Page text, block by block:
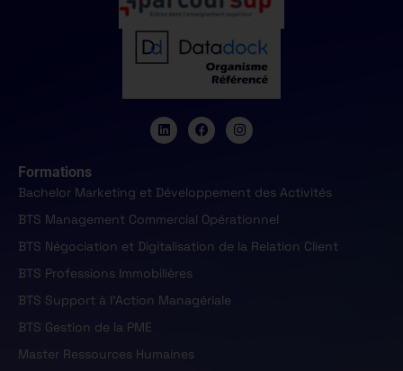
Formations
Bachelor Marketing et Développement des Activités
BTS Management Commercial Opérationnel
BTS Négociation et Digitalisation de la Relation Client
BTS Professions Immobilières
BTS Support à l'Action Managériale
BTS Gestion de la PME
Master Ressources Humaines